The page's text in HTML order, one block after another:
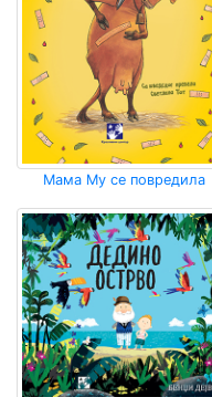
Мама Му се повредила